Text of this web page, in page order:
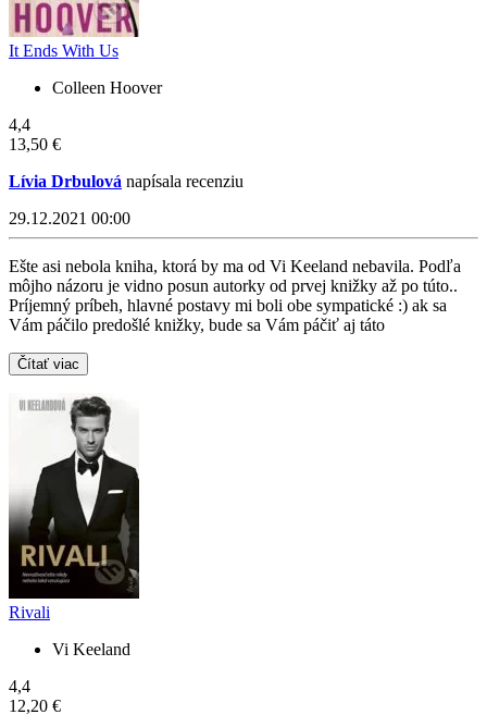
It Ends With Us
Colleen Hoover
4,4
13,50 €
Lívia Drbulová napísala recenziu
29.12.2021 00:00
Ešte asi nebola kniha, ktorá by ma od Vi Keeland nebavila. Podľa
môjho názoru je vidno posun autorky od prvej knižky až po túto..
Príjemný príbeh, hlavné postavy mi boli obe sympatické :) ak sa
Vám páčilo predošlé knižky, bude sa Vám páčiť aj táto
Čítať viac
Rivali
Vi Keeland
4,4
12,20 €